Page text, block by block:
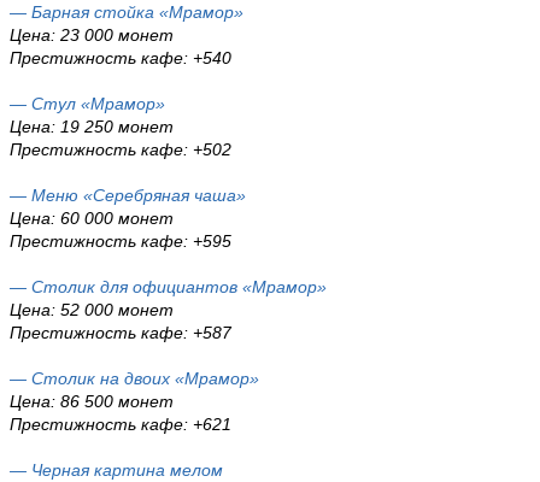
— Барная стойка «Мрамор»
Цена: 23 000 монет
Престижность кафе: +540
— Стул «Мрамор»
Цена: 19 250 монет
Престижность кафе: +502
— Меню «Серебряная чаша»
Цена: 60 000 монет
Престижность кафе: +595
— Столик для официантов «Мрамор»
Цена: 52 000 монет
Престижность кафе: +587
— Столик на двоих «Мрамор»
Цена: 86 500 монет
Престижность кафе: +621
— Черная картина мелом